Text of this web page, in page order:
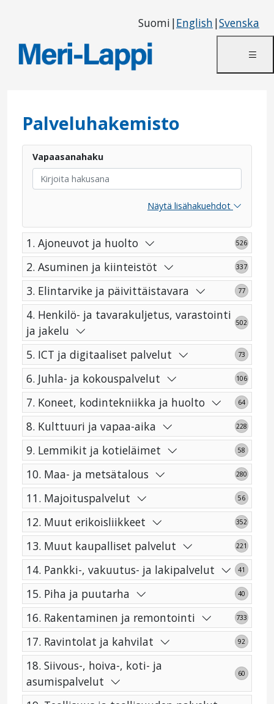
Suomi |English |Svenska
Palveluhakemisto
Vapaasanahaku
Näytä lisähakuehdot
1. Ajoneuvot ja huolto 526
2. Asuminen ja kiinteistöt 337
3. Elintarvike ja päivittäistavara 77
4. Henkilö- ja tavarakuljetus, varastointi
ja jakelu
502
5. ICT ja digitaaliset palvelut 73
6. Juhla- ja kokouspalvelut 106
7. Koneet, kodintekniikka ja huolto 64
8. Kulttuuri ja vapaa-aika 228
9. Lemmikit ja kotieläimet 58
10. Maa- ja metsätalous 280
11. Majoituspalvelut 56
12. Muut erikoisliikkeet 352
13. Muut kaupalliset palvelut 221
14. Pankki-, vakuutus- ja lakipalvelut 41
15. Piha ja puutarha 40
16. Rakentaminen ja remontointi 733
17. Ravintolat ja kahvilat 92
18. Siivous-, hoiva-, koti- ja
asumispalvelut
60